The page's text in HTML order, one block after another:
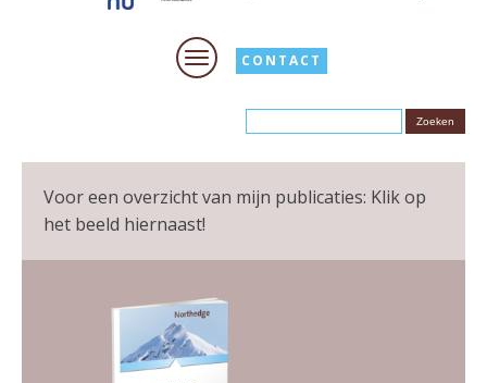
CONTACT
Voor een overzicht van mijn publicaties: Klik op
het beeld hiernaast!